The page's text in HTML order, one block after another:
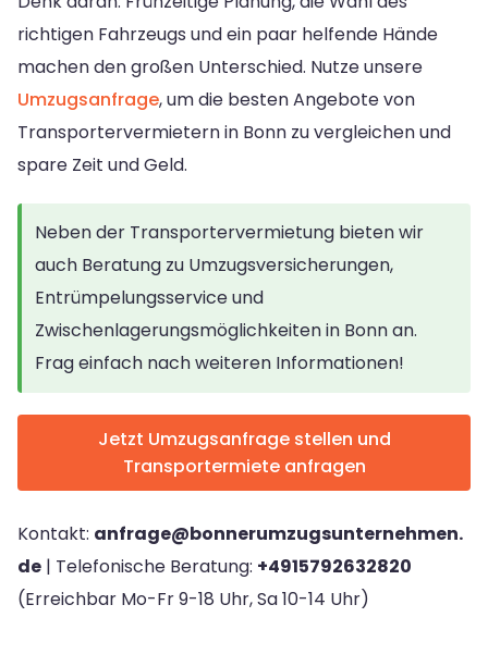
richtigen Fahrzeugs und ein paar helfende Hände
machen den großen Unterschied. Nutze unsere
Umzugsanfrage, um die besten Angebote von
Transportervermietern in Bonn zu vergleichen und
spare Zeit und Geld.
Neben der Transportervermietung bieten wir
auch Beratung zu Umzugsversicherungen,
Entrümpelungsservice und
Zwischenlagerungsmöglichkeiten in Bonn an.
Frag einfach nach weiteren Informationen!
Jetzt Umzugsanfrage stellen und
Transportermiete anfragen
Kontakt: anfrage@bonnerumzugsunternehmen.
de | Telefonische Beratung: +4915792632820
(Erreichbar Mo-Fr 9-18 Uhr, Sa 10-14 Uhr)